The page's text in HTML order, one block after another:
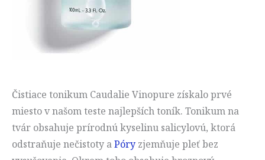
Čistiace tonikum Caudalie Vinopure získalo prvé
miesto v našom teste najlepších toník. Tonikum na
tvár obsahuje prírodnú kyselinu salicylovú, ktorá
odstraňuje nečistoty aPóry zjemňuje pleť bez